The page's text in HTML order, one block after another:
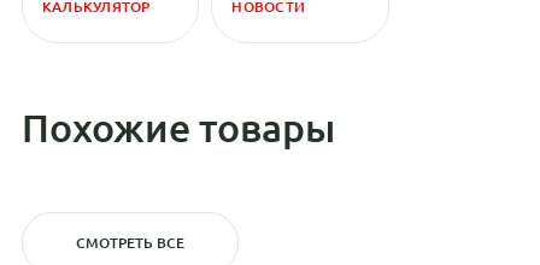
КАЛЬКУЛЯТОР НОВОСТИ
Похожие товары
СМОТРЕТЬ ВСЕ